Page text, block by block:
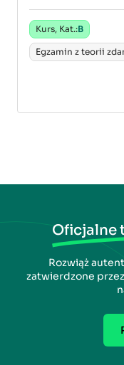
Kurs, Kat.:B
Egzamin z teorii
Oficjalne
Rozwiąż
zatwierdzone